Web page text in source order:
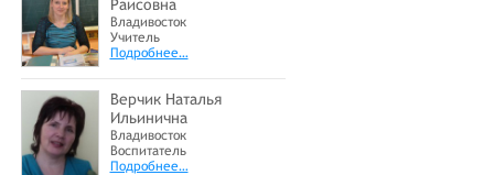
Раисовна
Владивосток
Учитель
Подробнее…
Верчик Наталья
Ильинична
Владивосток
Воспитатель
Подробнее…